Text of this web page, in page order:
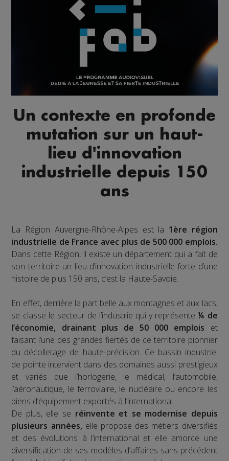
Un contexte en profonde
mutation sur un haut-
lieu d'innovation
industrielle depuis 150
ans
La Région Auvergne-Rhône-Alpes est la 1ère région
industrielle de France avec plus de 500 000 emplois.
Dans cette Région, il existe un département qui a fait de
son territoire un lieu d’innovation industrielle forte d’une
histoire de plus 150 ans, c’est la Haute-Savoie.
En effet, derrière la part belle aux montagnes et aux lacs,
se classe le secteur de l’industrie qui y représente¼ de
l’économie, drainant plus de 50 000 emplois et
faisant l’une des grandes fiertés de ce territoire pionnier
du décolletage de haute-précision. Ce bassin industriel
de pointe intervient dans des domaines aussi prestigieux
et variés que l’horlogerie, le médical, l’automobile,
l’aéronautique, le ferroviaire, le nucléaire ou encore les
biens d’équipement exportés à l’international.
De plus, elle se réinvente et se modernise depuis
plusieurs années, elle propose des métiers diversifiés
et des évolutions à l’international et elle amorce une
diversification de ses modèles d’affaires sans précédent